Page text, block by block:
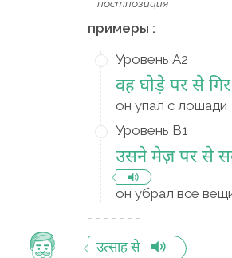
постпозиция
примеры :
Уровень A2
वह घोड़े पर से
он упал с лошади
Уровень B1
उसने मेज़ पर से
он убрал все
उत्साह से